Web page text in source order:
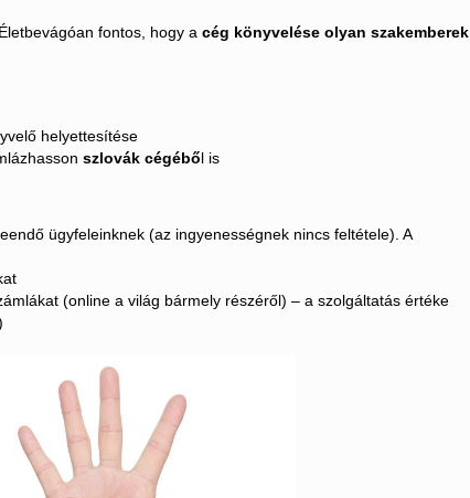
fontos, hogy a cég könyvelése olyan szakemberek
helyettesítése
szlovák cégéből is
ügyfeleinknek (az ingyenességnek nincs feltétele). A
(online a világ bármely részéről) – a szolgáltatás értéke